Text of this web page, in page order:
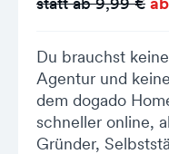
Du brauchst
Agentur und
dem dogado
schneller online,
Gründer,